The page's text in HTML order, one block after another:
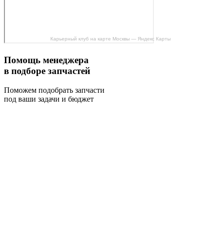
Карьерный клуб на карте Москвы — Яндекс Карты
Помощь менеджера
в подборе запчастей
Поможем подобрать запчасти
под ваши задачи и бюджет